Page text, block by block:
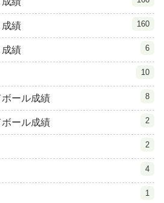
績 160
績 6
10
ール成績 8
ール成績 2
2
4
1